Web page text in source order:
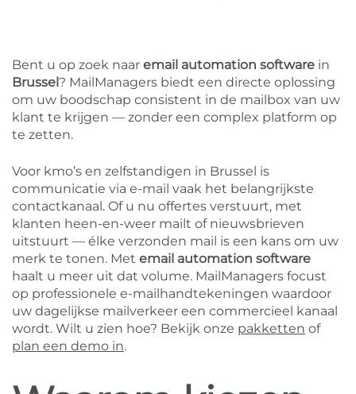
Bent u op zoek naar email automation software in
Brussel? MailManagers biedt een directe oplossing
om uw boodschap consistent in de mailbox van uw
klant te krijgen — zonder een complex platform op
te zetten.
Voor kmo’s en zelfstandigen in Brussel is
communicatie via e-mail vaak het belangrijkste
contactkanaal. Of u nu offertes verstuurt, met
klanten heen-en-weer mailt of nieuwsbrieven
uitstuurt — élke verzonden mail is een kans om uw
merk te tonen. Met email automation software
haalt u meer uit dat volume. MailManagers focust
op professionele e-mailhandtekeningen waardoor
uw dagelijkse mailverkeer een commercieel kanaal
wordt. Wilt u zien hoe? Bekijk onze pakketten of
plan een demo in.